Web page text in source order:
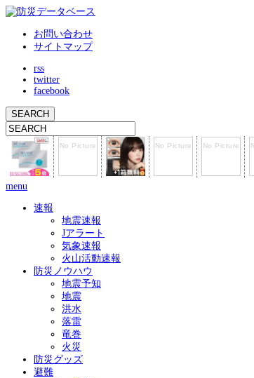
お問い合わせ
サイトマップ
rss
twitter
facebook
menu
速報
地震速報
Jアラート
気象速報
火山活動速報
防災ノウハウ
地震予知
地震
洪水
落雷
竜巻
火災
防災グッズ
避難